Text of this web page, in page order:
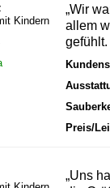
Kindern
„Wir
allem
gefühlt.
Preis/
„Uns